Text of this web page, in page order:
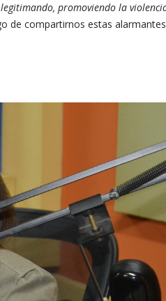
promoviendo la
de compartirnos estas alarmantes